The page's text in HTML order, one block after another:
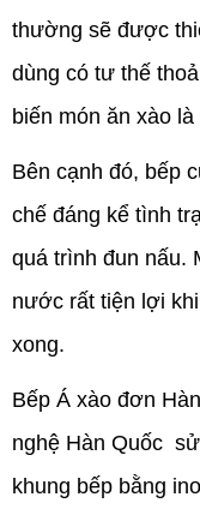
thường sẽ được
dùng có tư thế
biến món ăn xào
Bên cạnh đó, bếp
chế đáng kể tình
quá trình đun nấu.
nước rất tiện lợi
xong.
Bếp Á xào đơn
nghệ Hàn Quốc
khung bếp bằng